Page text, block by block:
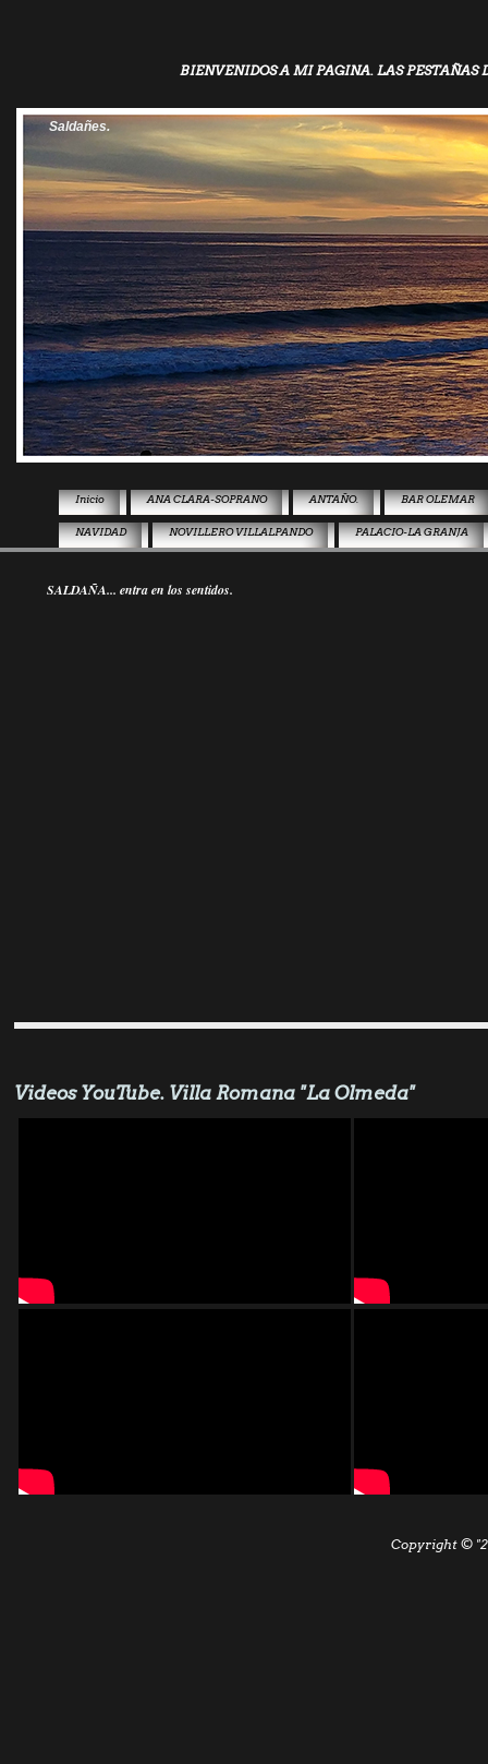
BIENVENIDOS A MI PAGINA. LAS PESTAÑAS
Saldañes.
Inicio ANA CLARA-SOPRANO ANTAÑO. BAR OLEMAR
NAVIDAD NOVILLERO VILLALPANDO PALACIO-LA GRANJA
SALDAÑA... entra en los sentidos.
Videos YouTube. Villa Romana "La Olmeda"
Copyright ©